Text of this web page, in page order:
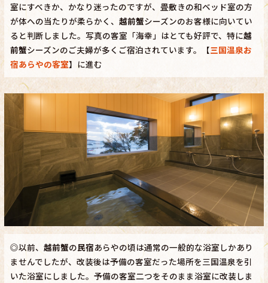
室にすべきか、かなり迷ったのですが、畳敷きの和ベッド室の方
が体への当たりが柔らかく、 越前蟹シーズンのお客様に向いてい
ると判断しました。写真の客室「海幸」はとても好評で、特に越
前蟹シーズンのご夫婦が多くご宿泊されています。【三国温泉お
宿あらやの客室】に進む
◎以前、 越前蟹の民宿あらやの頃は通常の一般的な浴室しかあり
ませんでしたが、改装後は予備の客室だった場所を三国温泉を引
いた浴室にしました。予備の客室二つをそのまま浴室に改装しま